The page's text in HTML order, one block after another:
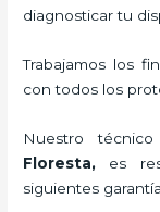
diagnosticar tu
Trabajamos los
con todos los
Nuestro
Floresta, es
siguientes